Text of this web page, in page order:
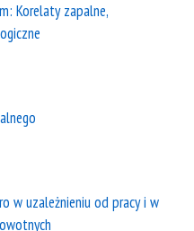
Korelaty zapalne,
w uzależnieniu od pracy i w